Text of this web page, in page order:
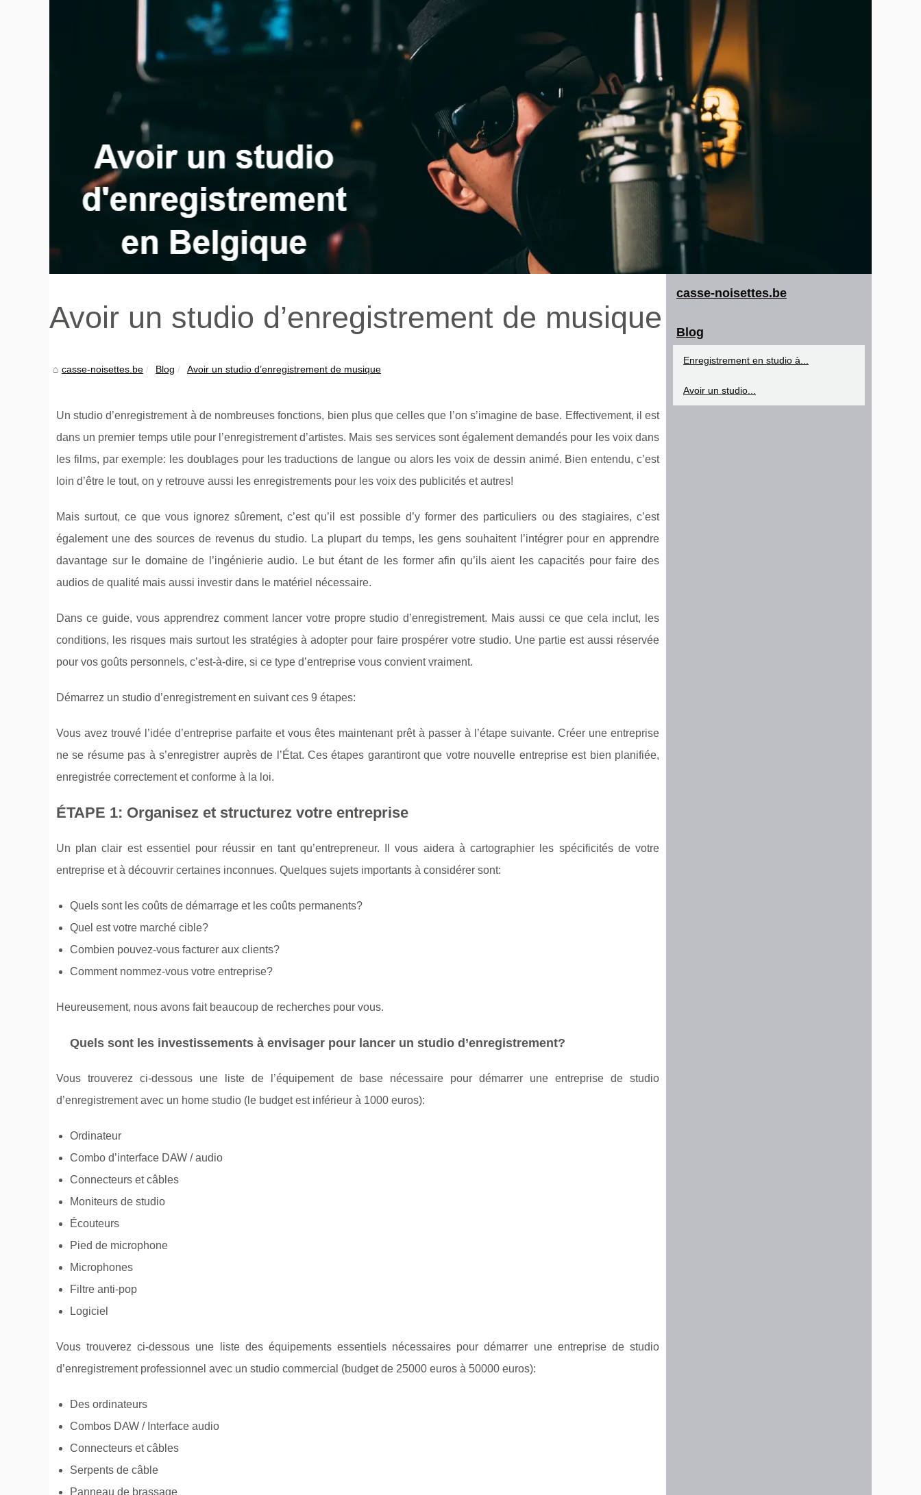
Avoir un studio d’enregistrement de musique
casse-noisettes.be Blog Avoir un studio d’enregistrement de musique
Un studio d’enregistrement à de nombreuses fonctions, bien plus que celles que l’on s’imagine de base. Effectivement, il est
dans un premier temps utile pour l’enregistrement d’artistes. Mais ses services sont également demandés pour les voix dans
les films, par exemple: les doublages pour les traductions de langue ou alors les voix de dessin animé. Bien entendu, c’est
loin d’être le tout, on y retrouve aussi les enregistrements pour les voix des publicités et autres!
Mais surtout, ce que vous ignorez sûrement, c’est qu’il est possible d’y former des particuliers ou des stagiaires, c’est
également une des sources de revenus du studio. La plupart du temps, les gens souhaitent l’intégrer pour en apprendre
davantage sur le domaine de l’ingénierie audio. Le but étant de les former afin qu’ils aient les capacités pour faire des
audios de qualité mais aussi investir dans le matériel nécessaire.
Dans ce guide, vous apprendrez comment lancer votre propre studio d’enregistrement. Mais aussi ce que cela inclut, les
conditions, les risques mais surtout les stratégies à adopter pour faire prospérer votre studio. Une partie est aussi réservée
pour vos goûts personnels, c’est-à-dire, si ce type d’entreprise vous convient vraiment.
Démarrez un studio d’enregistrement en suivant ces 9 étapes:
Vous avez trouvé l’idée d’entreprise parfaite et vous êtes maintenant prêt à passer à l’étape suivante. Créer une entreprise
ne se résume pas à s’enregistrer auprès de l’État. Ces étapes garantiront que votre nouvelle entreprise est bien planifiée,
enregistrée correctement et conforme à la loi.
ÉTAPE 1: Organisez et structurez votre entreprise
Un plan clair est essentiel pour réussir en tant qu’entrepreneur. Il vous aidera à cartographier les spécificités de votre
entreprise et à découvrir certaines inconnues. Quelques sujets importants à considérer sont:
Quels sont les coûts de démarrage et les coûts permanents?
Quel est votre marché cible?
Combien pouvez-vous facturer aux clients?
Comment nommez-vous votre entreprise?
Heureusement, nous avons fait beaucoup de recherches pour vous.
Quels sont les investissements à envisager pour lancer un studio d’enregistrement?
Vous trouverez ci-dessous une liste de l’équipement de base nécessaire pour démarrer une entreprise de studio
d’enregistrement avec un home studio (le budget est inférieur à 1000 euros):
Ordinateur
Combo d’interface DAW / audio
Connecteurs et câbles
Moniteurs de studio
Écouteurs
Pied de microphone
Microphones
Filtre anti-pop
Logiciel
Vous trouverez ci-dessous une liste des équipements essentiels nécessaires pour démarrer une entreprise de studio
d’enregistrement professionnel avec un studio commercial (budget de 25000 euros à 50000 euros):
Des ordinateurs
Combos DAW / Interface audio
Connecteurs et câbles
Serpents de câble
Panneau de brassage
casse-noisettes.be
Blog
Enregistrement en studio à...
Avoir un studio...